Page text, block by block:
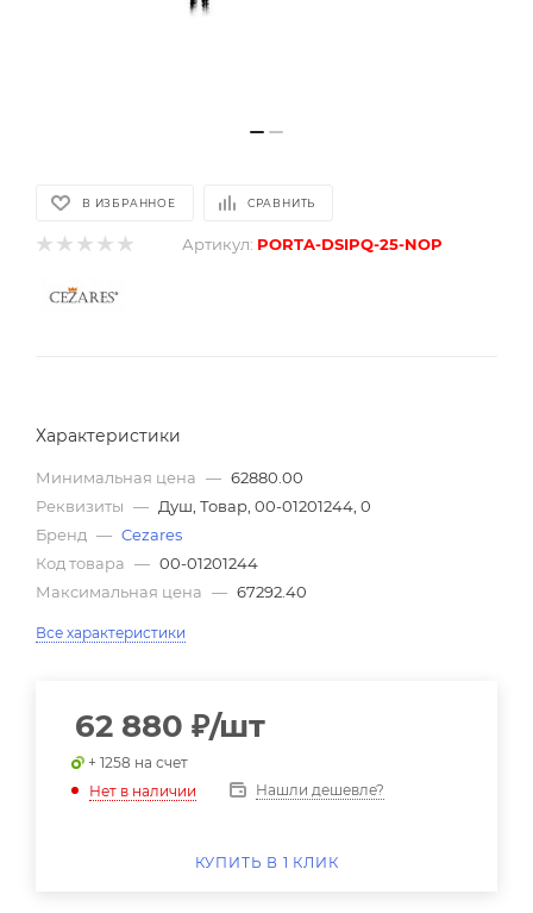
В ИЗБРАННОЕ СРАВНИТЬ
Артикул: PORTA-DSIPQ-25-NOP
Характеристики
Минимальная цена — 62880.00
Реквизиты — Душ, Товар, 00-01201244, 0
Бренд — Cezares
Код товара — 00-01201244
Максимальная цена — 67292.40
Все характеристики
62 880 ₽/шт
+ 1258 на счет
Нет в наличии
Нашли дешевле?
КУПИТЬ В 1 КЛИК